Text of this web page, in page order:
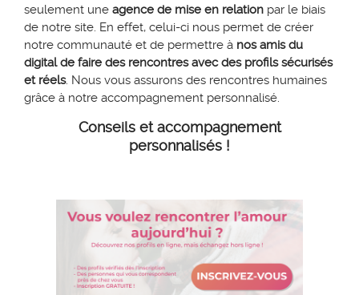
seulement une agence de mise en relation par le biais
de notre site. En effet, celui-ci nous permet de créer
notre communauté et de permettre à nos amis du
digital de faire des rencontres avec des profils sécurisés
et réels. Nous vous assurons des rencontres humaines
grâce à notre accompagnement personnalisé.
Conseils et accompagnement
personnalisés !